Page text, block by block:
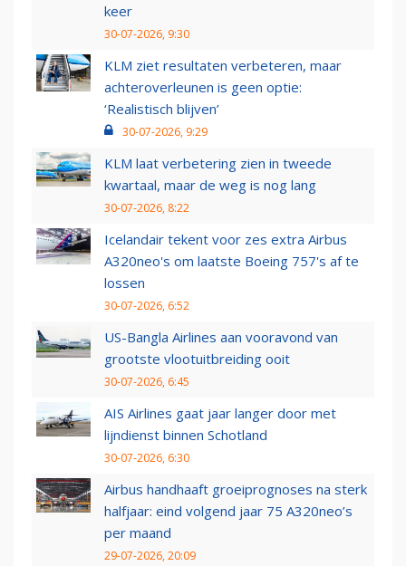
keer
30-07-2026, 9:30
KLM ziet resultaten verbeteren, maar
achteroverleunen is geen optie:
‘Realistisch blijven’
30-07-2026, 9:29
KLM laat verbetering zien in tweede
kwartaal, maar de weg is nog lang
30-07-2026, 8:22
Icelandair tekent voor zes extra Airbus
A320neo's om laatste Boeing 757's af te
lossen
30-07-2026, 6:52
US-Bangla Airlines aan vooravond van
grootste vlootuitbreiding ooit
30-07-2026, 6:45
AIS Airlines gaat jaar langer door met
lijndienst binnen Schotland
30-07-2026, 6:30
Airbus handhaaft groeiprognoses na sterk
halfjaar: eind volgend jaar 75 A320neo’s
per maand
29-07-2026, 20:09